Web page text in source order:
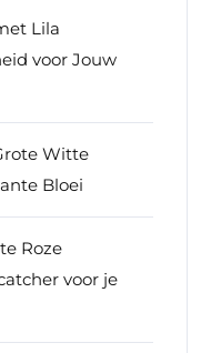
Lila
voor Jouw
Witte
Bloei
Roze
voor je